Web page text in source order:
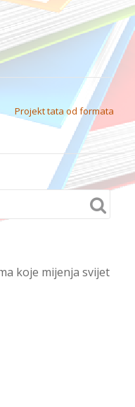
Projekt tata od formata
koje mijenja svijet